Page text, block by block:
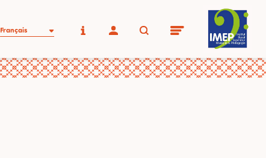
Français